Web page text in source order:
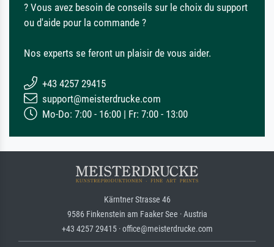
? Vous avez besoin de conseils sur le choix du support
ou d'aide pour la commande ?
Nos experts se feront un plaisir de vous aider.
+43 4257 29415
support@meisterdrucke.com
Mo-Do: 7:00 - 16:00 | Fr: 7:00 - 13:00
Kärntner Strasse 46
9586 Finkenstein am Faaker See · Austria
+43 4257 29415 · office@meisterdrucke.com